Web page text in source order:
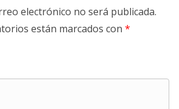
electrónico no será publicada.
están marcados con *